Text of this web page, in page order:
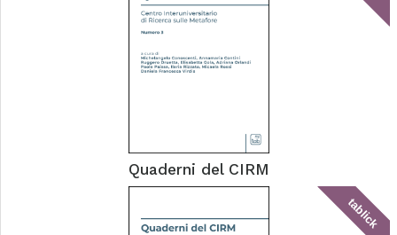
Quaderni del CIRM
tablick